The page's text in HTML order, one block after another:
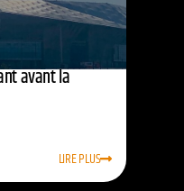
avant la
LIRE PLUS